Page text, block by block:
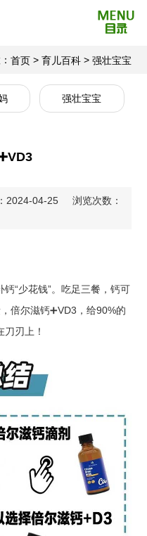
首页> 育儿百科> 强壮宝宝
强壮宝宝
2024-04-25
浏览次数：
“少花钱”。吃足三餐，钙可
倍尔滋钙➕VD3，给90%的
刃上！